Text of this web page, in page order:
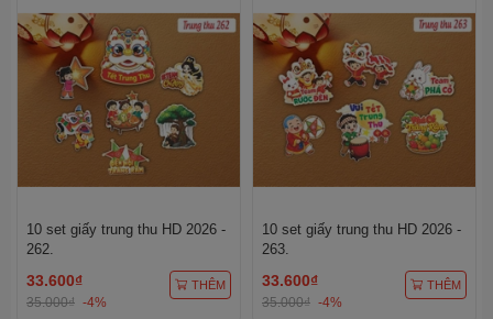
10 set giấy trung thu HD 2026 -
262.
33.600₫
35.000₫ -4%
THÊM
10 set giấy trung thu HD 2026 -
263.
33.600₫
35.000₫ -4%
THÊM